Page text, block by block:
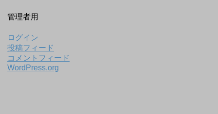
管理者用
ログイン
投稿フィード
コメントフィード
WordPress.org